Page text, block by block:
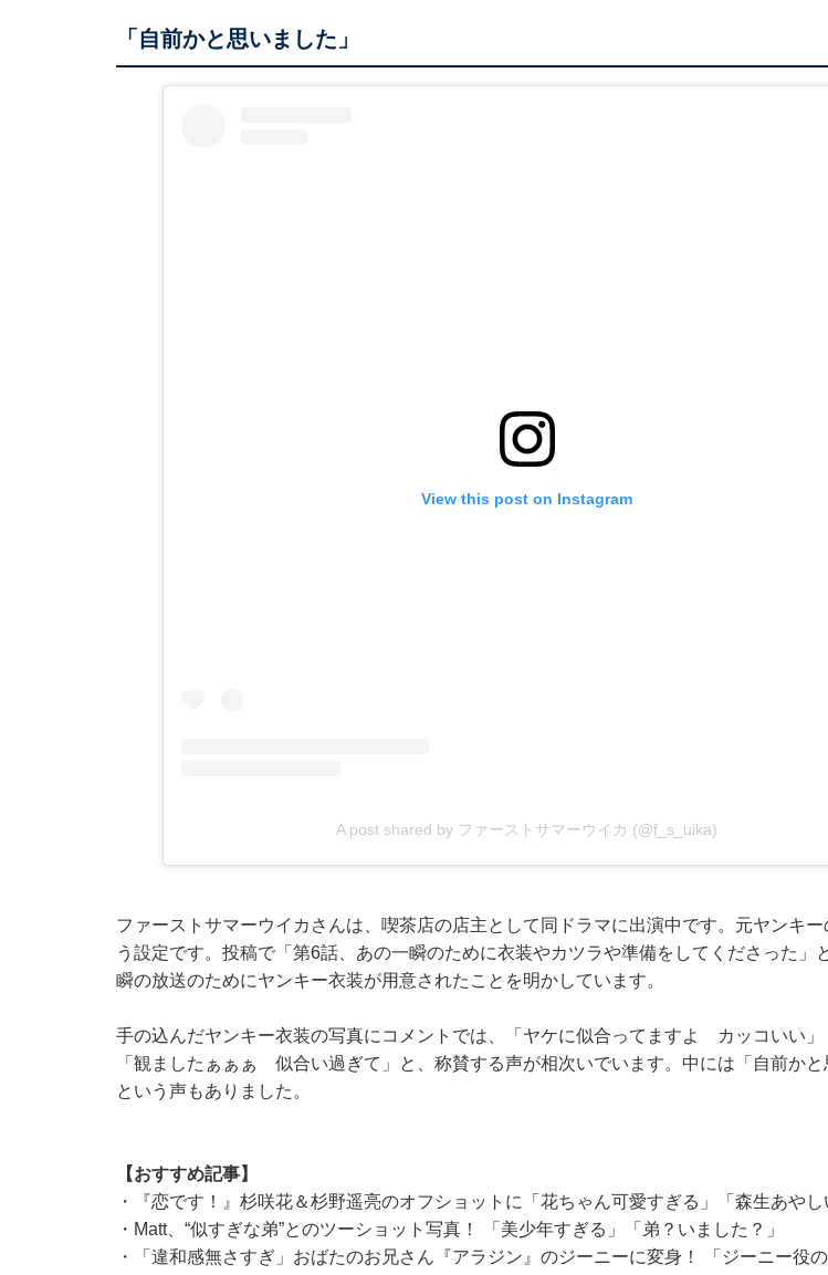
「自前かと思いました」
View this post on Instagram
A post shared by ファーストサマーウイカ (@f_s_uika)
ファーストサマーウイカさんは、喫茶店の店主として同ドラマに出演中です。元ヤンキ
う設定です。投稿で「第6話、あの一瞬のために衣装やカツラや準備をしてくださった」
瞬の放送のためにヤンキー衣装が用意されたことを明かしています。
手の込んだヤンキー衣装の写真にコメントでは、「ヤケに似合ってますよ カッコいい」
「観ましたぁぁぁ 似合い過ぎて」と、称賛する声が相次いでいます。中には「自前かと
という声もありました。
【おすすめ記事】
・
『恋です！』杉咲花＆杉野遥亮のオフショットに「花ちゃん可愛すぎる」「森生あやし
・ Matt、“似すぎな弟”とのツーショット写真！ 「美少年すぎる」「弟？いました？」
・
「違和感無さすぎ」おばたのお兄さん『アラジン』のジーニーに変身！ 「ジーニー役の